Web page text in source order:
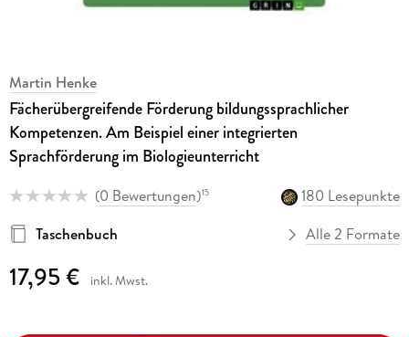
Martin Henke
Fächerübergreifende Förderung bildungssprachlicher
Kompetenzen. Am Beispiel einer integrierten
Sprachförderung im Biologieunterricht
(0 Bewertungen)15
180 Lesepunkte
Taschenbuch
Alle 2 Formate
17,95 € inkl. Mwst.